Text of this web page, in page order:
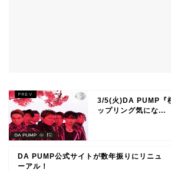
3/5(火)DA PUMP『
ップリング気にな...
DA PUMP公式サイトが数年振りにリニュ
ーアル！